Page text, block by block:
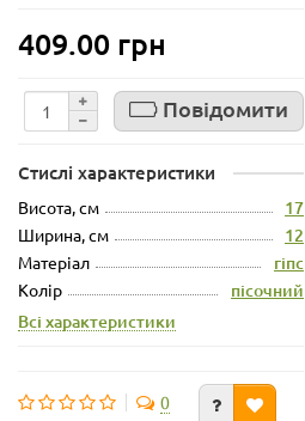
409.00 грн
Повідомити
Стислі характеристики
Висота, см 17
Ширина, см 12
Матеріал гіпс
Колір
пісочний
Всі характеристики
0